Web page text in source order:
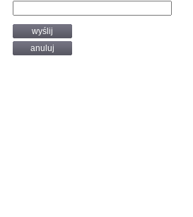
wyślij
anuluj